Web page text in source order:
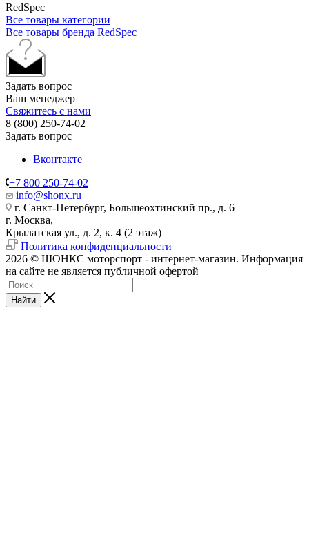
RedSpec
Все товары категории
Все товары бренда RedSpec
Задать вопрос
Ваш менеджер
Свяжитесь с нами
8 (800) 250-74-02
Задать вопрос
Вконтакте
+7 800 250-74-02
info@shonx.ru
г. Санкт-Петербург, Большеохтинский пр., д. 6
г. Москва,
Крылатская ул., д. 2, к. 4 (2 этаж)
Политика конфиденциальности
2026 © ШОНКС моторспорт - интернет-магазин. Информация
на сайте не является публичной офертой
Найти